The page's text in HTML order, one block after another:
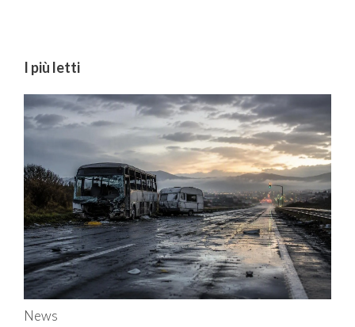
I più letti
News